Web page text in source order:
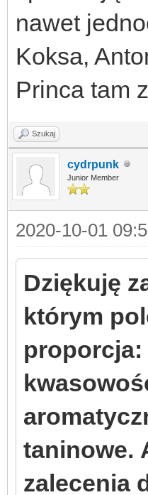
nawet
Koksa,
Princa tam
Szukaj
cydrpunk
Junior Member
2020-10-01
Dziękuję
którym
proporcja:
taninowe.
zalecenia